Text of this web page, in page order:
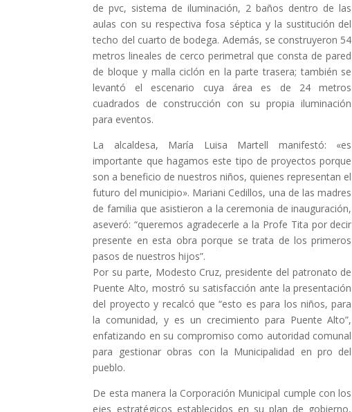
de pvc, sistema de iluminación, 2 baños dentro de las
aulas con su respectiva fosa séptica y la sustitución del
techo del cuarto de bodega. Además, se construyeron 54
metros lineales de cerco perimetral que consta de pared
de bloque y malla ciclón en la parte trasera; también se
levantó el escenario cuya área es de 24 metros
cuadrados de construcción con su propia iluminación
para eventos.
La alcaldesa, María Luisa Martell manifestó: «es
importante que hagamos este tipo de proyectos porque
son a beneficio de nuestros niños, quienes representan el
futuro del municipio». Mariani Cedillos, una de las madres
de familia que asistieron a la ceremonia de inauguración,
aseveró: “queremos agradecerle a la Profe Tita por decir
presente en esta obra porque se trata de los primeros
pasos de nuestros hijos”.
Por su parte, Modesto Cruz, presidente del patronato de
Puente Alto, mostró su satisfacción ante la presentación
del proyecto y recalcó que “esto es para los niños, para
la comunidad, y es un crecimiento para Puente Alto”,
enfatizando en su compromiso como autoridad comunal
para gestionar obras con la Municipalidad en pro del
pueblo.
De esta manera la Corporación Municipal cumple con los
ejes estratégicos establecidos en su plan de gobierno,